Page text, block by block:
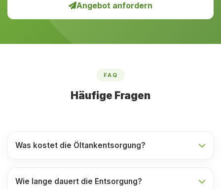
Angebot anfordern
FAQ
Häufige Fragen
Was kostet die Öltankentsorgung?
Wie lange dauert die Entsorgung?